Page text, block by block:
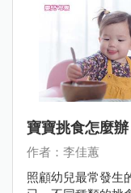
寶寶挑食怎麼
作者：李佳蕙
照顧幼兒最常發生